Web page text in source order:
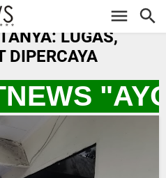
LUGAS,
DIPERCAYA
"AYO